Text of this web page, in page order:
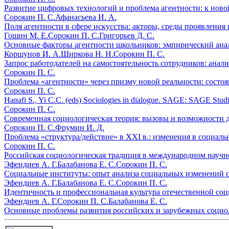
Развитие цифровых технологий и проблема агентности: к
Сорокин П. С.Афанасьева И. А.
Поля агентности в сфере искусства: акторы, среды
Гошин М. Е.Сорокин П. С.Григорьев Д. С.
Основные факторы агентности школьников: эмпирический
Коршунов И. А.Ширкова Н. Н.Сорокин П. С.
Запрос работодателей на самостоятельность сотрудников:
Сорокин П. С.
Проблема «агентности» через призму новой реальности:
Сорокин П. С.
Hanafi S., Yi C.C. (eds) Sociologies in dialogue. SAGE: SAGE
Сорокин П. С.
Современная социологическая теория: вызовы и
Сорокин П. С.Фрумин И. Д.
Проблема «структура/действие» в XXI в.: изменения в
Сорокин П. С.
Российская социологическая традиция в международном
Эфендиев А. Г.Балабанова Е. С.Сорокин П. С.
Социальные институты: опыт анализа социальных изменений
Эфендиев А. Г.Балабанова Е. С.Сорокин П. С.
Идентичность и профессиональная культура отечественной
Эфендиев А. Г.Сорокин П. С.Балабанова Е. С.
Основные проблемы развития российских и зарубежных